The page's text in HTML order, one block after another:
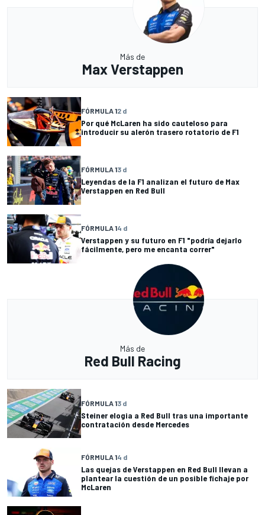
Más de
Max Verstappen
FÓRMULA 12 d
Por qué McLaren ha sido cauteloso para
introducir su alerón trasero rotatorio de F1
FÓRMULA 13 d
Leyendas de la F1 analizan el futuro de Max
Verstappen en Red Bull
FÓRMULA 14 d
Verstappen y su futuro en F1 "podría dejarlo
fácilmente, pero me encanta correr"
Más de
Red Bull Racing
FÓRMULA 13 d
Steiner elogia a Red Bull tras una importante
contratación desde Mercedes
FÓRMULA 14 d
Las quejas de Verstappen en Red Bull llevan a
plantear la cuestión de un posible fichaje por
McLaren